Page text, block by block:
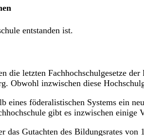
entstanden ist.
die letzten Fachhochschulgesetze
Obwohl inzwischen diese
eines föderalistischen Systems ein
gibt es inzwischen
das Gutachten des Bildungsrates von